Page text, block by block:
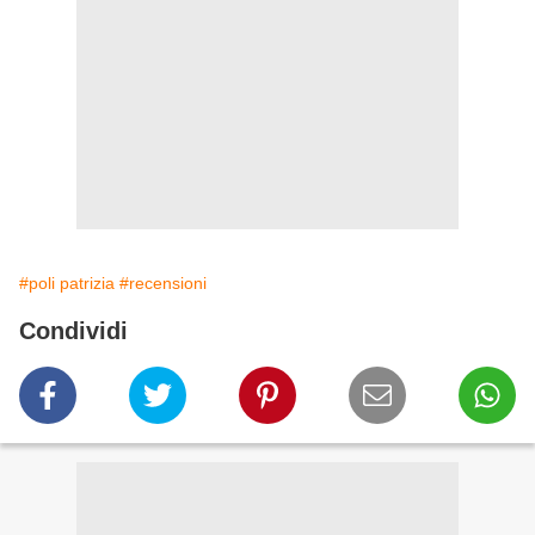
#poli patrizia #recensioni
Condividi